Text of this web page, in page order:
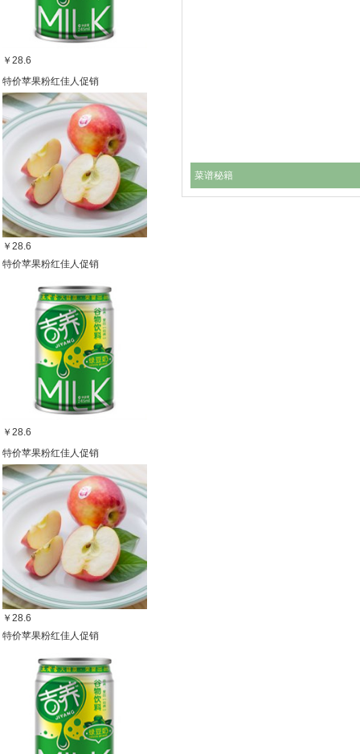
￥28.6
特价苹果粉红佳人促销
￥28.6
特价苹果粉红佳人促销
￥28.6
特价苹果粉红佳人促销
￥28.6
特价苹果粉红佳人促销
菜谱秘籍